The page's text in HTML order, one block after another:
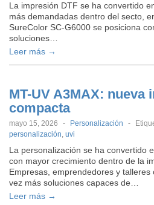
La impresión DTF se ha convertido
más demandadas dentro del secto,
SureColor SC-G6000 se posiciona
soluciones…
Leer más →
MT-UV A3MAX: nueva
compacta
mayo 15, 2026 - Personalización -
personalización, uvi
La personalización se ha convertido
con mayor crecimiento dentro de la
Empresas, emprendedores y talleres
vez más soluciones capaces de…
Leer más →